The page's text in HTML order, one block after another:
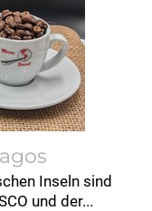
Inseln sind
und der...